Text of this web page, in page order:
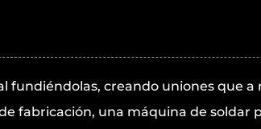
fundiéndolas, creando uniones que
fabricación, una máquina de soldar